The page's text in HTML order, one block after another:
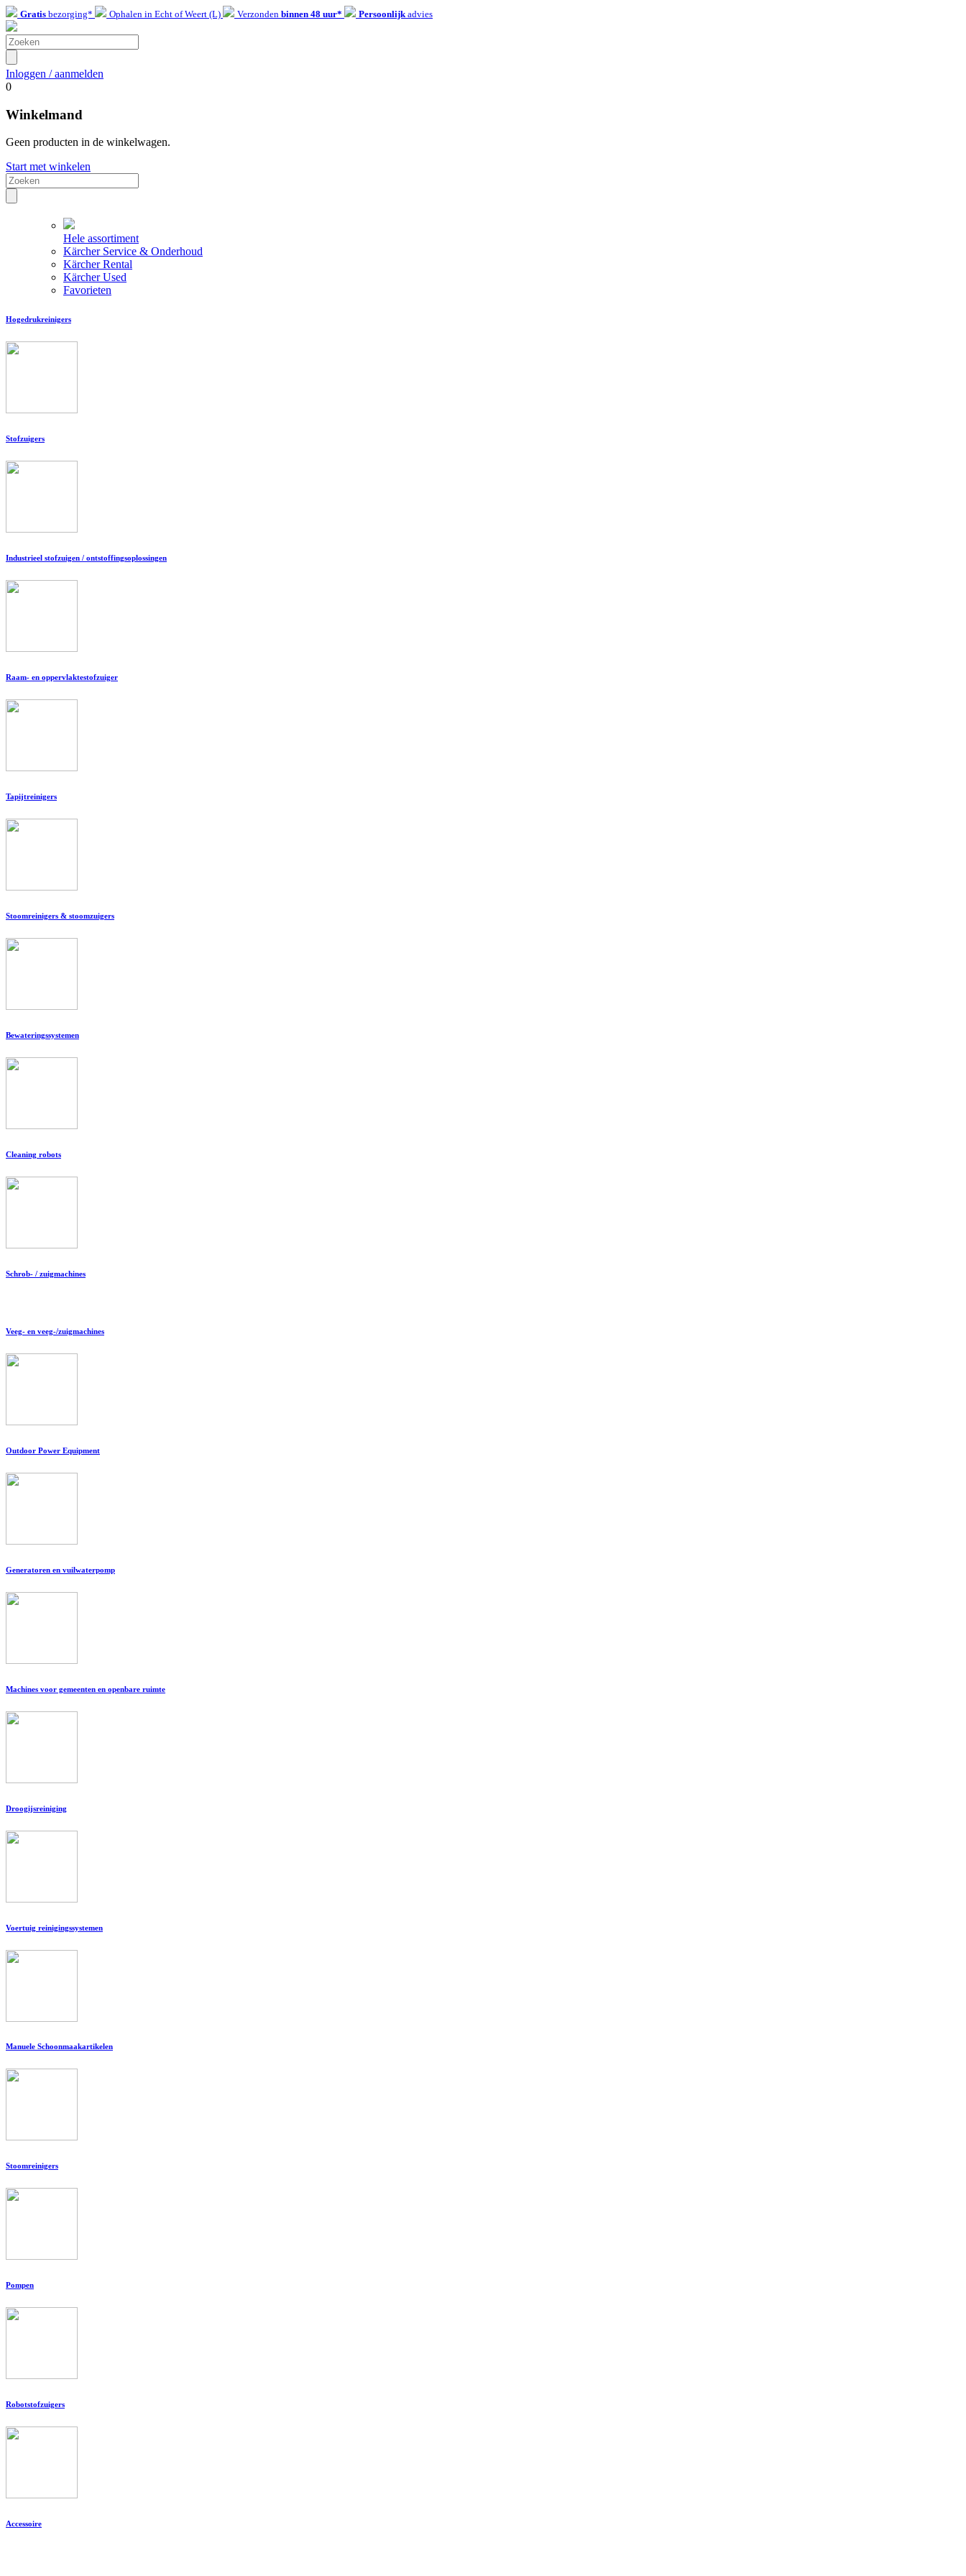
Gratis bezorging* Ophalen in Echt of Weert (L) Verzonden binnen 48 uur* Persoonlijkadvies
Inloggen / aanmelden
0
Winkelmand
Geen producten in de winkelwagen.
Start met winkelen
Hele assortiment
Kärcher Service & Onderhoud
Kärcher Rental
Kärcher Used
Favorieten
Hogedrukreinigers
Stofzuigers
Industrieel stofzuigen / ontstoffingsoplossingen
Raam- en oppervlaktestofzuiger
Tapijtreinigers
Stoomreinigers & stoomzuigers
Bewateringssystemen
Cleaning robots
Schrob- / zuigmachines
Veeg- en veeg-/zuigmachines
Outdoor Power Equipment
Generatoren en vuilwaterpomp
Machines voor gemeenten en openbare ruimte
Droogijsreiniging
Voertuig reinigingssystemen
Manuele Schoonmaakartikelen
Stoomreinigers
Pompen
Robotstofzuigers
Accessoire